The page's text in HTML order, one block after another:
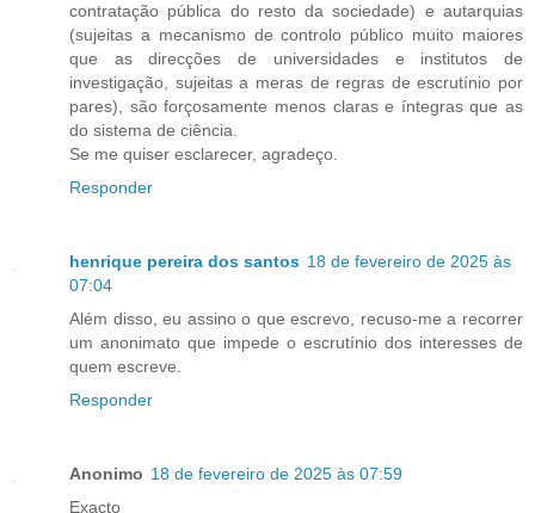
contratação pública do resto da sociedade) e autarquias
(sujeitas a mecanismo de controlo público muito maiores
que as direcções de universidades e institutos de
investigação, sujeitas a meras de regras de escrutínio por
pares), são forçosamente menos claras e íntegras que as
do sistema de ciência.
Se me quiser esclarecer, agradeço.
Responder
henrique pereira dos santos 18 de fevereiro de 2025 às
07:04
Além disso, eu assino o que escrevo, recuso-me a recorrer
um anonimato que impede o escrutínio dos interesses de
quem escreve.
Responder
Anonimo 18 de fevereiro de 2025 às 07:59
Exacto